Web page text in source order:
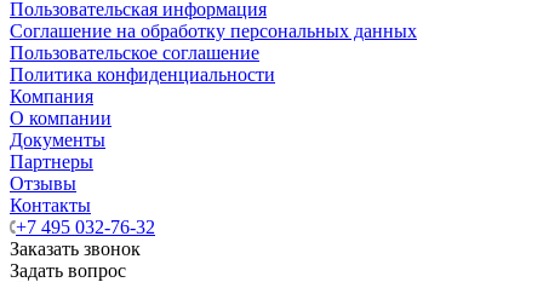
Пользовательская информация
Соглашение на обработку персональных данных
Пользовательское соглашение
Политика конфиденциальности
Компания
О компании
Документы
Партнеры
Отзывы
Контакты
+7 495 032-76-32
Заказать звонок
Задать вопрос